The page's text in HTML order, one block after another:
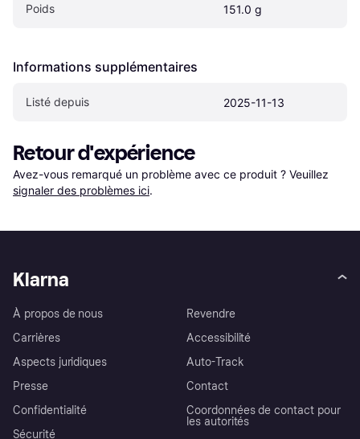
Poids 151.0 g
Informations supplémentaires
Listé depuis 2025-11-13
Retour d'expérience
Avez-vous remarqué un problème avec ce produit ? Veuillez
signaler des problèmes ici.
Klarna
À propos de nous
Carrières
Aspects juridiques
Presse
Confidentialité
Sécurité
Revendre
Accessibilité
Auto-Track
Contact
Coordonnées de contact pour
les autorités